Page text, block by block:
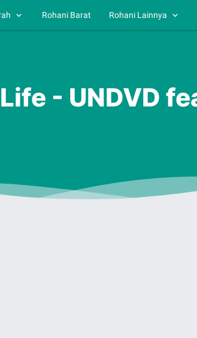
Rohani Barat Rohani Lainnya
- UNDVD